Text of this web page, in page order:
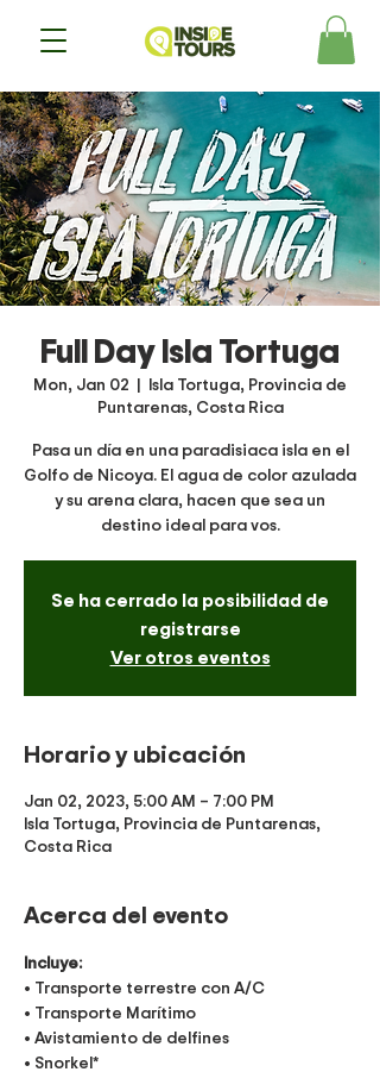
Full Day Isla Tortuga
Mon, Jan 02
  |
Isla Tortuga, Provincia de
Puntarenas, Costa Rica
Pasa un día en una paradisiaca isla en el
Golfo de Nicoya. El agua de color azulada
y su arena clara, hacen que sea un
destino ideal para vos.
Se ha cerrado la posibilidad de
registrarse
Ver otros eventos
Horario y ubicación
Jan 02, 2023, 5:00 AM – 7:00 PM
Isla Tortuga, Provincia de Puntarenas,
Costa Rica
Acerca del evento
Incluye:
• Transporte terrestre con A/C
• Transporte Marítimo
• Avistamiento de delfines
• Snorkel*